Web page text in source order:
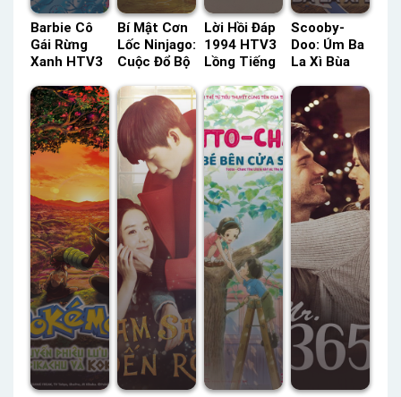
Barbie Cô
Gái Rừng
Xanh HTV3
– Status:
HD Lồng
Tiếng
Bí Mật Cơn
Lốc Ninjago:
Cuộc Đổ Bộ
(Phần 10)
SeeTV Lồng
Tiếng –
Status: 08 /
08 Lồng
Tiếng
Lời Hồi Đáp
1994 HTV3
Lồng Tiếng
Thuyết
Minh –
Status: 21 /
21 Lồng
Tiếng –
Thuyết
Minh
Scooby-
Doo: Úm Ba
La Xì Bùa
Minh –
Status: HD
Thuyết
Minh